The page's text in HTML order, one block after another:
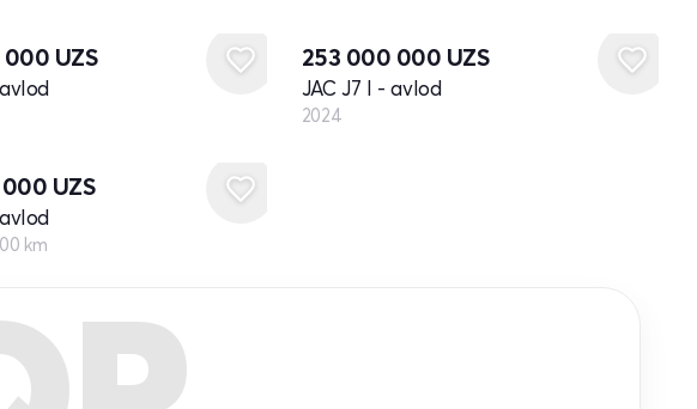
000 UZS 253 000 000 UZS
JAC J7 I - avlod
2024
UZS
km